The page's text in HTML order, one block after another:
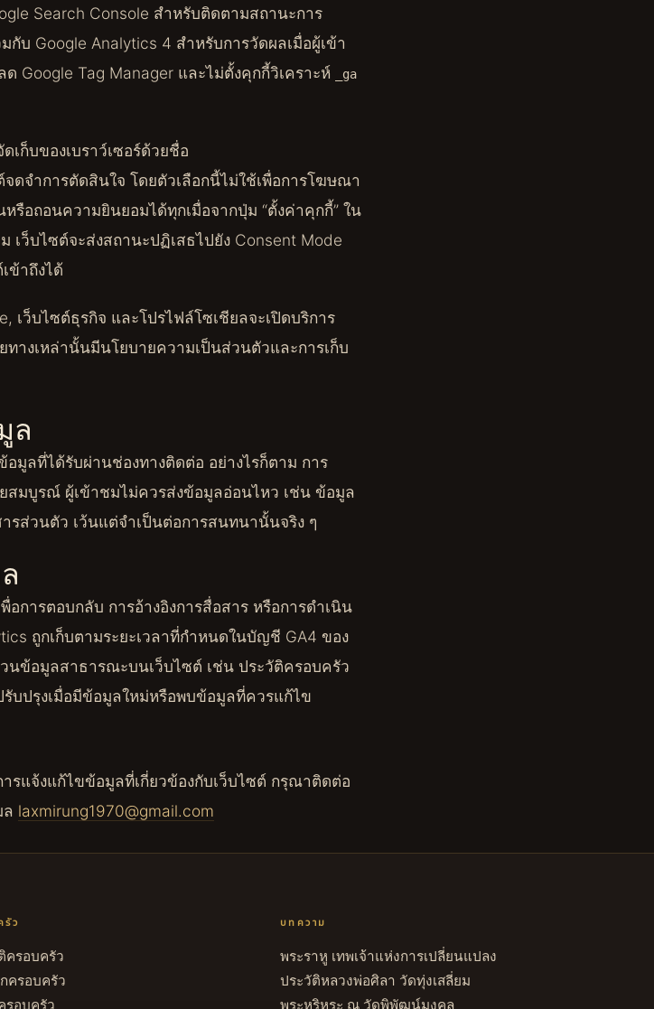
Search Console สำหรับติดตามสถานะการ
บ Google Analytics 4 สำหรับการวัดผลเมื่อผู้เข้า
Google Tag Manager และไม่ตั้งคุกกี้วิเคราะห์
_ga
ก็บของเบราว์เซอร์ด้วยชื่อ
จดจำการตัดสินใจ โดยตัวเลือกนี้ไม่ใช้เพื่อการโฆษณา
รือถอนความยินยอมได้ทุกเมื่อจากปุ่ม “ตั้งค่าคุกกี้” ใน
ว็บไซต์จะส่งสถานะปฏิเสธไปยัง Consent Mode
ข้าถึงได้
เว็บไซต์ธุรกิจ และโปรไฟล์โซเชียลจะเปิดบริการ
ทางเหล่านั้นมีนโยบายความเป็นส่วนตัวและการเก็บ
ล
มูลที่ได้รับผ่านช่องทางติดต่อ อย่างไรก็ตาม การ
สมบูรณ์ ผู้เข้าชมไม่ควรส่งข้อมูลอ่อนไหว เช่น ข้อมูล
รส่วนตัว เว้นแต่จำเป็นต่อการสนทนานั้นจริง ๆ
อการตอบกลับ การอ้างอิงการสื่อสาร หรือการดำเนิน
ถูกเก็บตามระยะเวลาที่กำหนดในบัญชี GA4 ของ
นข้อมูลสาธารณะบนเว็บไซต์ เช่น ประวัติครอบครัว
บปรุงเมื่อมีข้อมูลใหม่หรือพบข้อมูลที่ควรแก้ไข
รแจ้งแก้ไขข้อมูลที่เกี่ยวข้องกับเว็บไซต์ กรุณาติดต่อ
ล laxmirung1970@gmail.com
รัว
ครอบครัว
ครอบครัว
รอบครัว
บทความ
พระราหู เทพเจ้าแห่งการเปลี่ยนแปลง
ประวัติหลวงพ่อศิลา วัดทุ่งเสลี่ยม
พระหริหระ ณ วัดพิพัฒน์มงคล